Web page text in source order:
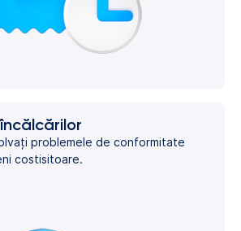
problemele de conformitate
costisitoare.